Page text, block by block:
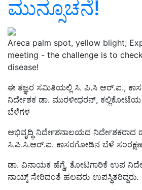
ಮುನ್ಸೂಚನೆ!
Areca palm spot, yellow blight;
meeting - the challenge is to
disease!
ಈ ತಜ್ಞರ ಸಮಿತಿಯಲ್ಲಿ ಸಿ. ಪಿ.ಸಿ ಆರ್.ಐ.,
ನಿರ್ದೇಶಕ ಡಾ. ಮುರಳೀಧರನ್, ಕಲ್ಲಿಕೋಟೆಯ
ಬೆಳೆಗಳ
ಅಭಿವೃದ್ಧಿ ನಿರ್ದೇಶನಾಲಯದ
ಸಿ.ಪಿ.ಸಿ.ಆರ್.ಐ. ಕಾಸರಗೋಡಿನ ಬೆಳೆ
ಡಾ. ವಿನಾಯಕ ಹೆಗ್ಡೆ, ತೋಟಗಾರಿಕೆ ಉಪ
ನಾಯ್ಕ್ ಸೇರಿದಂತೆ ಹಲವರು ಉಪಸ್ಥಿತರಿದ್ದರು.